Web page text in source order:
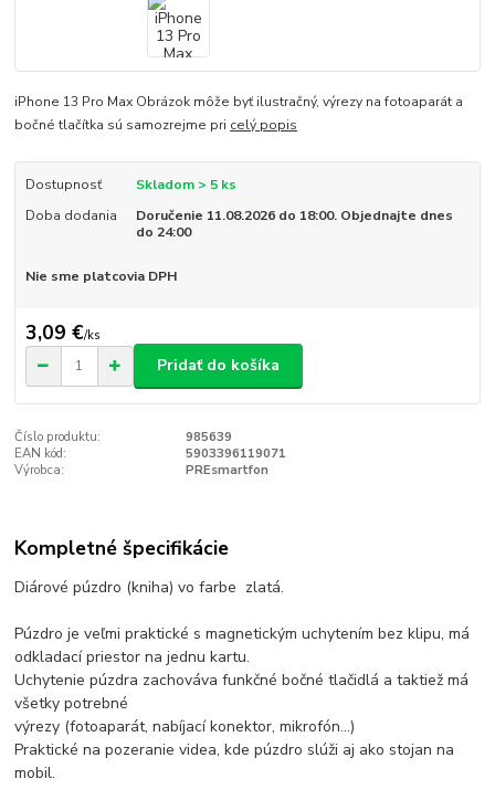
iPhone 13 Pro Max Obrázok môže byť ilustračný, výrezy na fotoaparát a
bočné tlačítka sú samozrejme pri celý popis
Dostupnosť
Skladom > 5 ks
Doba dodania
Doručenie 11.08.2026 do 18:00. Objednajte dnes
do 24:00
Nie sme platcovia DPH
3,09 €/ks
Pridať do košíka
Číslo produktu:
985639
EAN kód:
5903396119071
Výrobca:
PREsmartfon
Kompletné špecifikácie
Diárové púzdro (kniha) vo farbe zlatá.
Púzdro je veľmi praktické s magnetickým uchytením bez klipu, má
odkladací priestor na jednu kartu.
Uchytenie púzdra zachováva funkčné bočné tlačidlá a taktiež má
všetky potrebné
výrezy (fotoaparát, nabíjací konektor, mikrofón...)
Praktické na pozeranie videa, kde púzdro slúži aj ako stojan na
mobil.